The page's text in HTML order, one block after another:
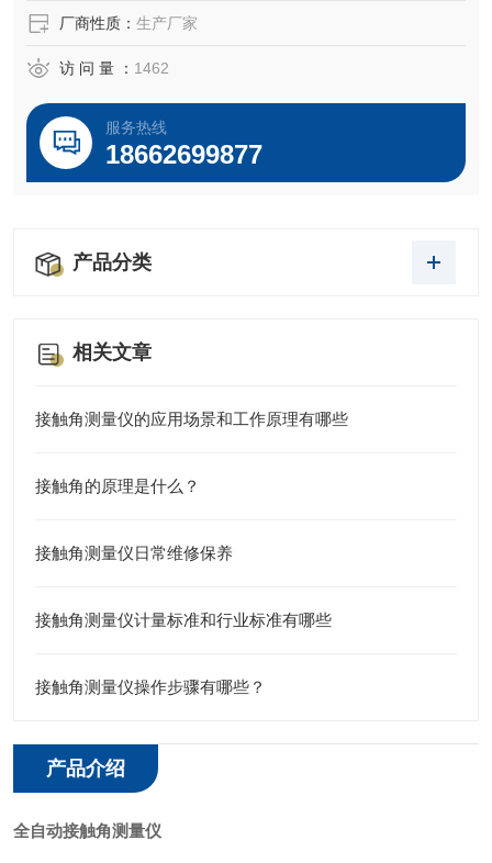
厂商性质： 生产厂家
访 问 量 ： 1462
服务热线
18662699877
产品分类
相关文章
接触角测量仪的应用场景和工作原理有哪些
接触角的原理是什么？
接触角测量仪日常维修保养
接触角测量仪计量标准和行业标准有哪些
接触角测量仪操作步骤有哪些？
产品介绍
全自动接触角测量仪